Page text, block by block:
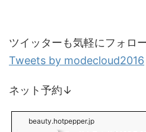
ツイッターも気軽にフォロ
Tweets by modecloud2016
ネット予約↓
beauty.hotpepper.jp